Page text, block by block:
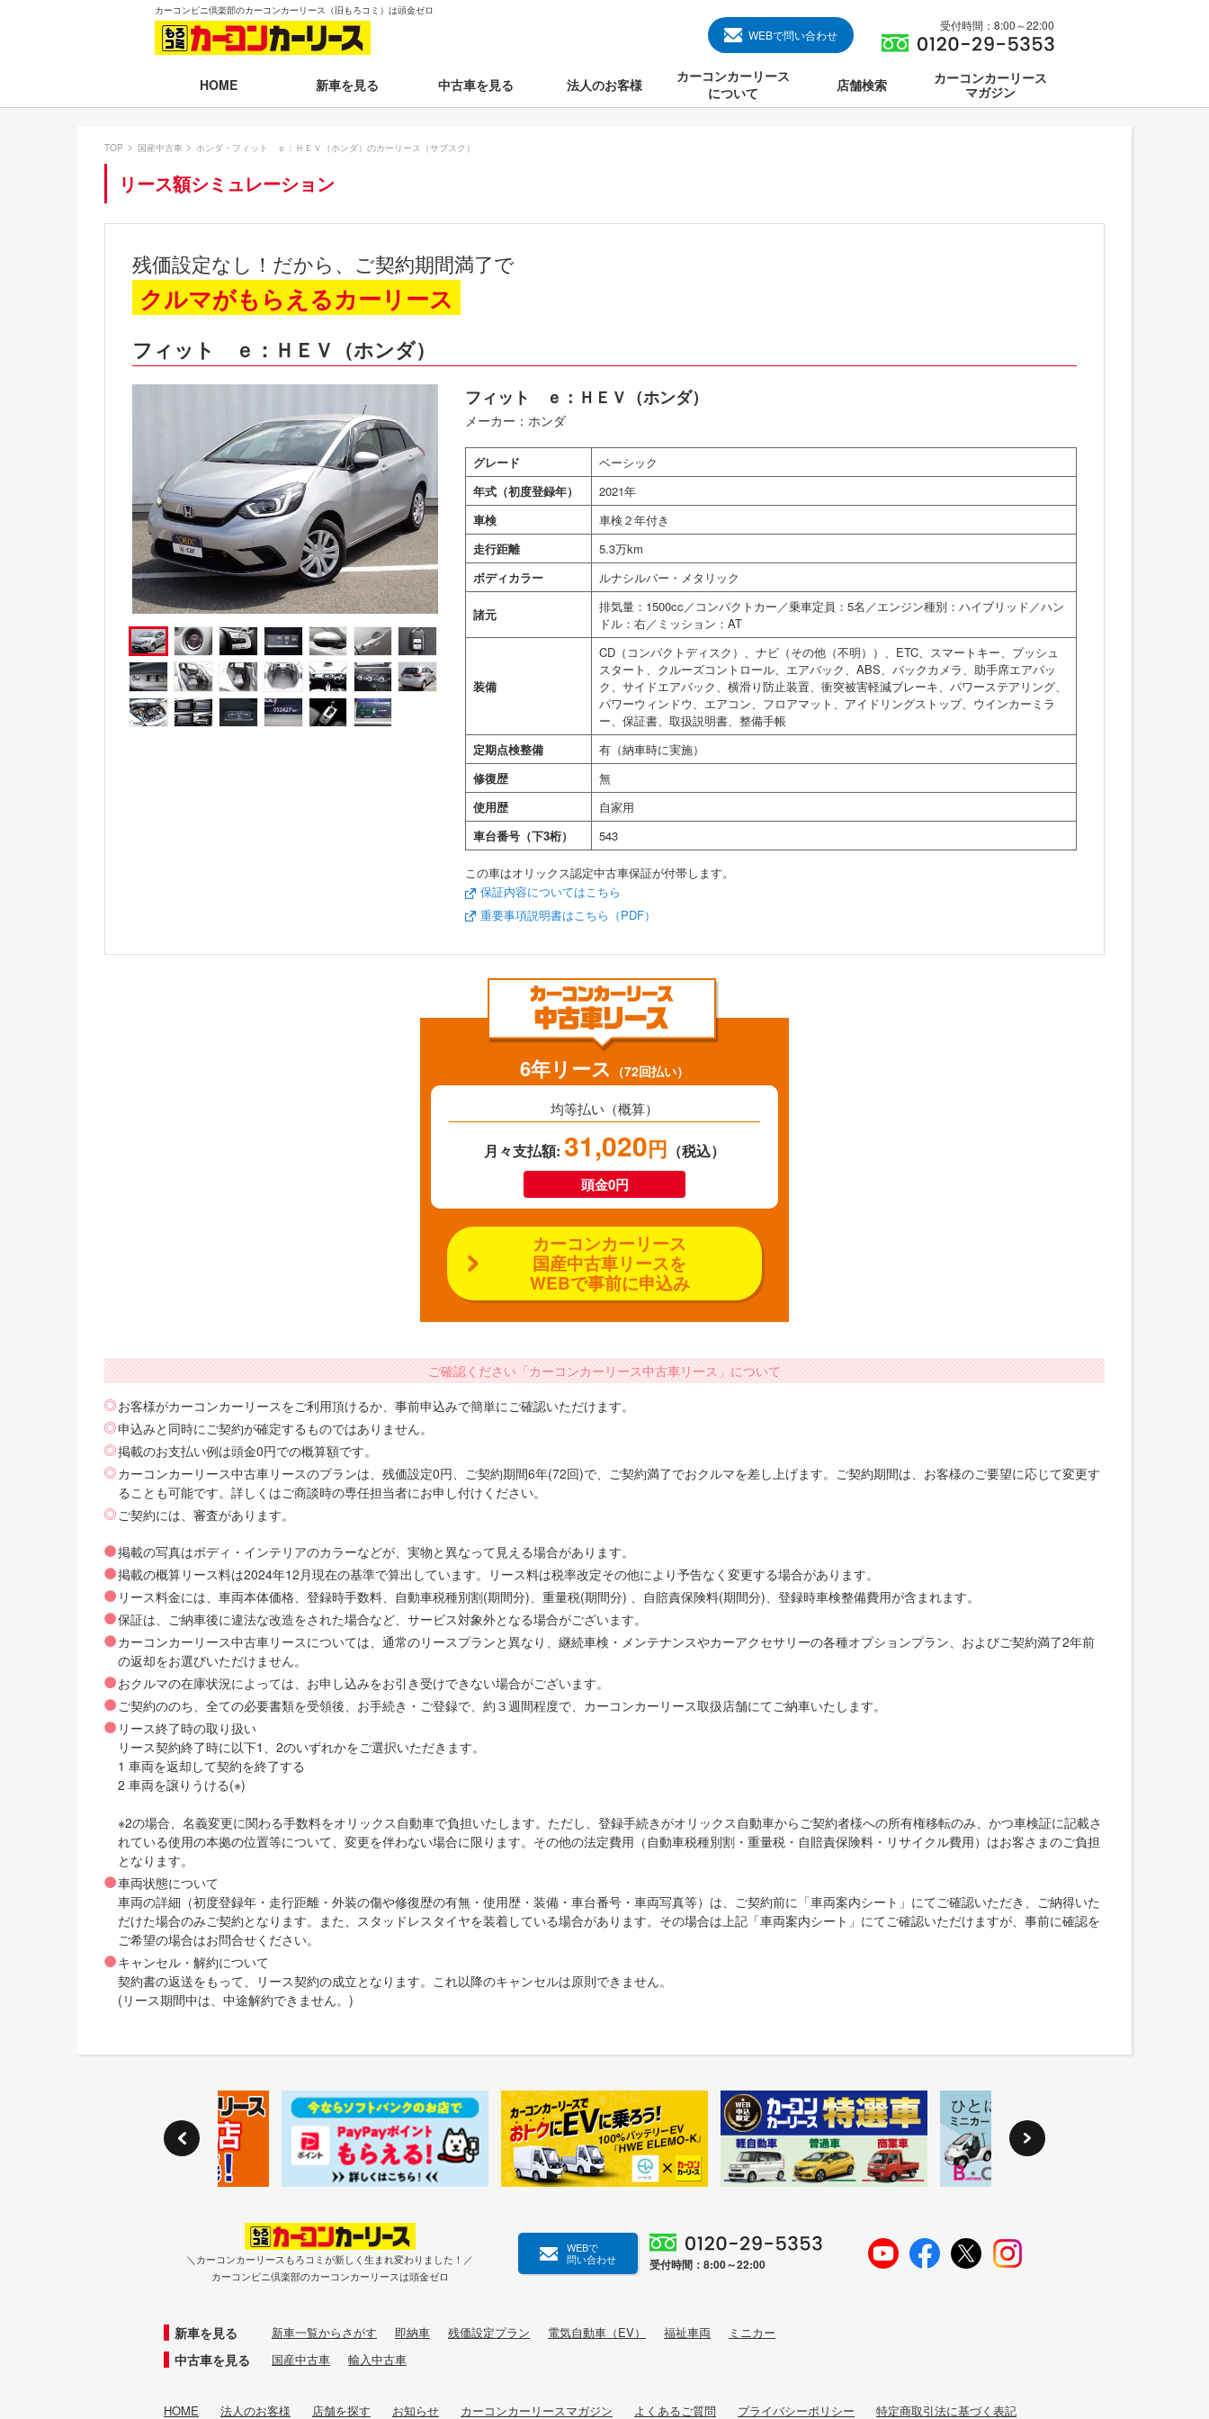
カーコンビニ倶楽部のカーコンカーリース（旧もろコミ）は頭金ゼロ
WEBで問い合わせ
受付時間：8:00～22:00
HOME 新車を見る
月々50,001円以上のクルマを見る
新車一覧から選ぶ
即納車（最短14日で納車）
残価設定プラン
電気自動車（EV）
福祉車両
ミニカー
中古車を見る 法人のお客様
カーコンカーリース
について
店舗検索
カーコンカーリース
マガジン
TOP 国産中古車 ホンダ・フィット ｅ：ＨＥＶ（ホンダ）のカーリース（サブスク）
リース額シミュレーション
残価設定なし！だから、ご契約期間満了で
クルマがもらえるカーリース
フィット ｅ：ＨＥＶ（ホンダ）
フィット ｅ：ＨＥＶ（ホンダ）
メーカー：ホンダ
グレード
ベーシック
年式（初度登録年）
2021年
車検
車検２年付き
走行距離
5.3万km
ボディカラー
ルナシルバー・メタリック
諸元
排気量：1500cc／コンパクトカー／乗車定員：5名／エンジン種別：ハイブリッド／ハン
ドル：右／ミッション：AT
装備
CD（コンパクトディスク）、ナビ（その他（不明））、ETC、スマートキー、プッシュ
スタート、クルーズコントロール、エアバック、ABS、バックカメラ、助手席エアバッ
ク、サイドエアバック、横滑り防止装置、衝突被害軽減ブレーキ、パワーステアリング、
パワーウィンドウ、エアコン、フロアマット、アイドリングストップ、ウインカーミラ
ー、保証書、取扱説明書、整備手帳
定期点検整備
有（納車時に実施）
修復歴
無
使用歴
自家用
車台番号（下3桁）
543
この車はオリックス認定中古車保証が付帯します。
保証内容についてはこちら
重要事項説明書はこちら（PDF）
6年リース （72回払い）
均等払い（概算）
月々支払額: 31,020円 （税込）
頭金0円
カーコンカーリース
国産中古車リースを
WEBで事前に申込み
ご確認ください「カーコンカーリース中古車リース」について
お客様がカーコンカーリースをご利用頂けるか、事前申込みで簡単にご確認いただけます。
申込みと同時にご契約が確定するものではありません。
掲載のお支払い例は頭金0円での概算額です。
カーコンカーリース中古車リースのプランは、残価設定0円、ご契約期間6年(72回)で、ご契約満了でおクルマを差し上げます。ご契約期間は、お客様のご要望に応じて変更す
ることも可能です。詳しくはご商談時の専任担当者にお申し付けください。
ご契約には、審査があります。
掲載の写真はボディ・インテリアのカラーなどが、実物と異なって見える場合があります。
掲載の概算リース料は2024年12月現在の基準で算出しています。リース料は税率改定その他により予告なく変更する場合があります。
リース料金には、車両本体価格、登録時手数料、自動車税種別割(期間分)、重量税(期間分) 、自賠責保険料(期間分)、登録時車検整備費用が含まれます。
保証は、ご納車後に違法な改造をされた場合など、サービス対象外となる場合がございます。
カーコンカーリース中古車リースについては、通常のリースプランと異なり、継続車検・メンテナンスやカーアクセサリーの各種オプションプラン、およびご契約満了2年前
の返却をお選びいただけません。
おクルマの在庫状況によっては、お申し込みをお引き受けできない場合がございます。
ご契約ののち、全ての必要書類を受領後、お手続き・ご登録で、約３週間程度で、カーコンカーリース取扱店舗にてご納車いたします。
リース終了時の取り扱い
リース契約終了時に以下1、2のいずれかをご選択いただきます。
1 車両を返却して契約を終了する
2 車両を譲りうける(※)
※2の場合、名義変更に関わる手数料をオリックス自動車で負担いたします。ただし、登録手続きがオリックス自動車からご契約者様への所有権移転のみ、かつ車検証に記載さ
れている使用の本拠の位置等について、変更を伴わない場合に限ります。その他の法定費用（自動車税種別割・重量税・自賠責保険料・リサイクル費用）はお客さまのご負担
となります。
車両状態について
車両の詳細（初度登録年・走行距離・外装の傷や修復歴の有無・使用歴・装備・車台番号・車両写真等）は、ご契約前に「車両案内シート」にてご確認いただき、ご納得いた
だけた場合のみご契約となります。また、スタッドレスタイヤを装着している場合があります。その場合は上記「車両案内シート」にてご確認いただけますが、事前に確認を
ご希望の場合はお問合せください。
キャンセル・解約について
契約書の返送をもって、リース契約の成立となります。これ以降のキャンセルは原則できません。
(リース期間中は、中途解約できません。)
＼カーコンカーリースもろコミが新しく生まれ変わりました！／
カーコンビニ倶楽部のカーコンカーリースは頭金ゼロ
WEBで
問い合わせ
受付時間：8:00～22:00
新車を見る 新車一覧からさがす 即納車 残価設定プラン 電気自動車（EV） 福祉車両 ミニカー
中古車を見る 国産中古車 輸入中古車
HOME 法人のお客様 店舗を探す お知らせ カーコンカーリースマガジン よくあるご質問 プライバシーポリシー 特定商取引法に基づく表記